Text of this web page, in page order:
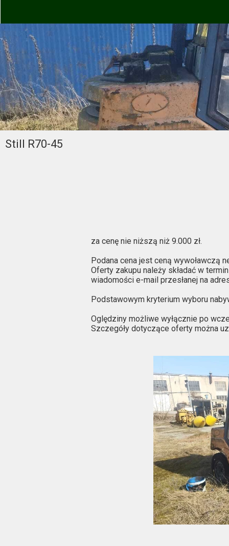
Still R70-45
za cenę nie niższą niż 9.000 zł.
Podana cena jest ceną wywoławczą
Oferty zakupu należy składać w
wiadomości e-mail przesłanej na
Podstawowym kryterium wyboru
Oględziny możliwe wyłącznie po
Szczegóły dotyczące oferty można